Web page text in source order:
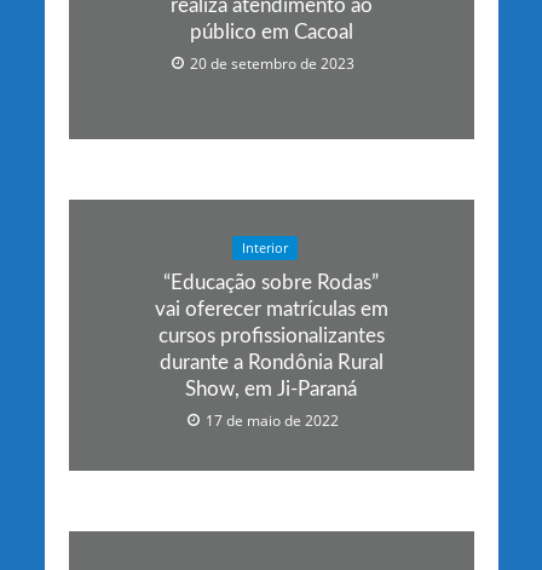
realiza atendimento ao
público em Cacoal
20 de setembro de 2023
Interior
“Educação sobre Rodas”
vai oferecer matrículas em
cursos profissionalizantes
durante a Rondônia Rural
Show, em Ji-Paraná
17 de maio de 2022